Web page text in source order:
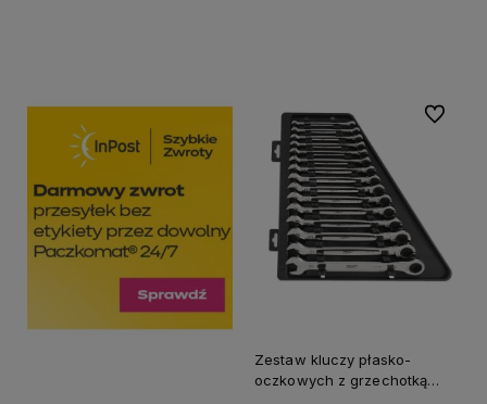
Zestaw kluczy płasko-
oczkowych z grzechotką
Do